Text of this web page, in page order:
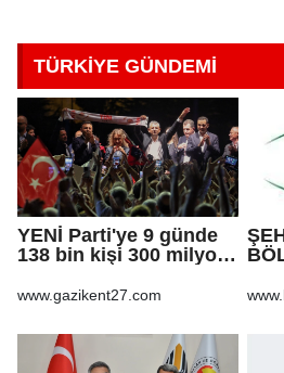
TÜRKİYE GÜNDEMİ
YENİ Parti'ye 9 günde
138 bin kişi 300 milyon
www.gazikent27.com
VE